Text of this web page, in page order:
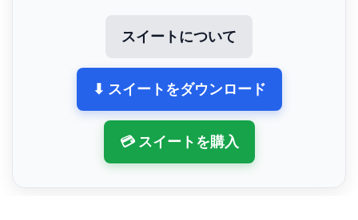
スイートについて
⬇ スイートをダウンロード
💳 スイートを購入